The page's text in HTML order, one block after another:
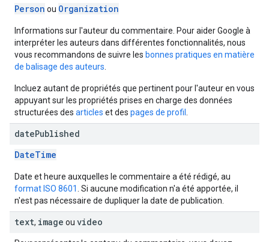
Person ou Organization
Informations sur l'auteur du commentaire. Pour aider Google à
interpréter les auteurs dans différentes fonctionnalités, nous
vous recommandons de suivre les bonnes pratiques en matière
de balisage des auteurs
Incluez autant de propriétés que pertinent pour l'auteur en vous
appuyant sur les propriétés prises en charge des données
structurées des articles et des pages de profil
datePublished
DateTime
Date et heure auxquelles le commentaire a été rédigé, au
format ISO 8601 . Si aucune modification n'a été apportée, il
n'est pas nécessaire de dupliquer la date de publication.
text, image ou video